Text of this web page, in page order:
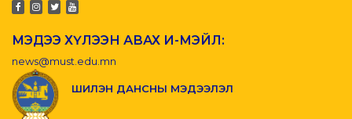
МЭДЭЭ ХҮЛЭЭН АВАХ И-МЭЙЛ:
news@must.edu.mn
ШИЛЭН ДАНСНЫ МЭДЭЭЛЭЛ